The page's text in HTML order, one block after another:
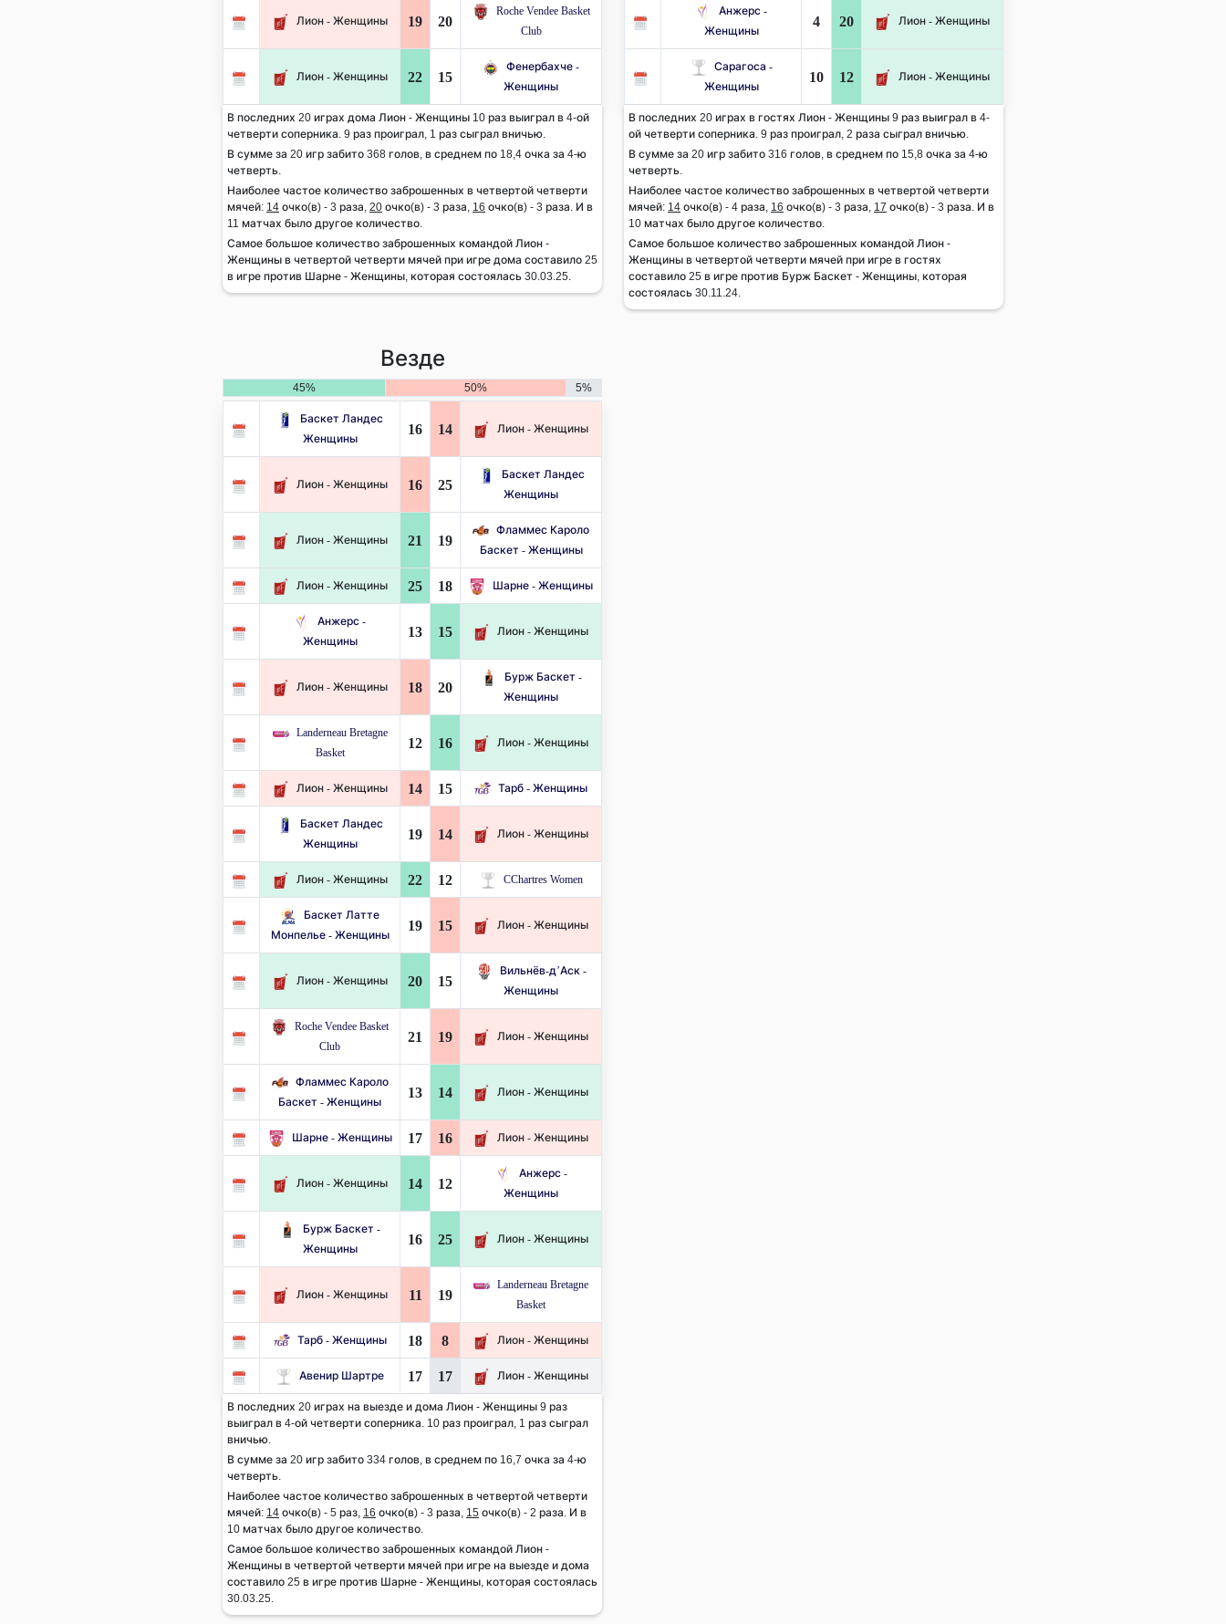
Лион - Женщины 19 20
Roche Vendee Basket
Club
Лион - Женщины 22 15
Фенербахче -
Женщины
В последних 20 играх дома Лион - Женщины 10 раз выиграл в 4-ой
четверти соперника. 9 раз проиграл, 1 раз сыграл вничью.
В сумме за 20 игр забито 368 голов, в среднем по 18,4 очка за 4-ю
четверть.
Наиболее частое количество заброшенных в четвертой четверти
мячей: 14 очко(в) - 3 раза, 20 очко(в) - 3 раза, 16 очко(в) - 3 раза. И в
11 матчах было другое количество.
Самое большое количество заброшенных командой Лион -
Женщины в четвертой четверти мячей при игре дома составило 25
в игре против Шарне - Женщины, которая состоялась 30.03.25.
Анжерс -
Женщины
4 20 Лион - Женщины
Сарагоса -
Женщины
10 12 Лион - Женщины
В последних 20 играх в гостях Лион - Женщины 9 раз выиграл в 4-
ой четверти соперника. 9 раз проиграл, 2 раза сыграл вничью.
В сумме за 20 игр забито 316 голов, в среднем по 15,8 очка за 4-ю
четверть.
Наиболее частое количество заброшенных в четвертой четверти
мячей: 14 очко(в) - 4 раза, 16 очко(в) - 3 раза, 17 очко(в) - 3 раза. И в
10 матчах было другое количество.
Самое большое количество заброшенных командой Лион -
Женщины в четвертой четверти мячей при игре в гостях
составило 25 в игре против Бурж Баскет - Женщины, которая
состоялась 30.11.24.
Везде
45% 50% 5%
Баскет Ландес
Женщины
16 14 Лион - Женщины
Лион - Женщины 16 25
Баскет Ландес
Женщины
Лион - Женщины 21 19
Фламмес Кароло
Баскет - Женщины
Лион - Женщины 25 18 Шарне - Женщины
Анжерс -
Женщины
13 15 Лион - Женщины
Лион - Женщины 18 20
Бурж Баскет -
Женщины
Landerneau Bretagne
Basket
12 16 Лион - Женщины
Лион - Женщины 14 15 Тарб - Женщины
Баскет Ландес
Женщины
19 14 Лион - Женщины
Лион - Женщины 22 12 CChartres Women
Баскет Латте
Монпелье - Женщины
19 15 Лион - Женщины
Лион - Женщины 20 15
Вильнёв-д’Аск -
Женщины
Roche Vendee Basket
Club
21 19 Лион - Женщины
Фламмес Кароло
Баскет - Женщины
13 14 Лион - Женщины
Шарне - Женщины 17 16 Лион - Женщины
Лион - Женщины 14 12
Анжерс -
Женщины
Бурж Баскет -
Женщины
16 25 Лион - Женщины
Лион - Женщины 11 19
Landerneau Bretagne
Basket
Тарб - Женщины 18 8 Лион - Женщины
Авенир Шартре 17 17 Лион - Женщины
В последних 20 играх на выезде и дома Лион - Женщины 9 раз
выиграл в 4-ой четверти соперника. 10 раз проиграл, 1 раз сыграл
вничью.
В сумме за 20 игр забито 334 голов, в среднем по 16,7 очка за 4-ю
четверть.
Наиболее частое количество заброшенных в четвертой четверти
мячей: 14 очко(в) - 5 раз, 16 очко(в) - 3 раза, 15 очко(в) - 2 раза. И в
10 матчах было другое количество.
Самое большое количество заброшенных командой Лион -
Женщины в четвертой четверти мячей при игре на выезде и дома
составило 25 в игре против Шарне - Женщины, которая состоялась
30.03.25.